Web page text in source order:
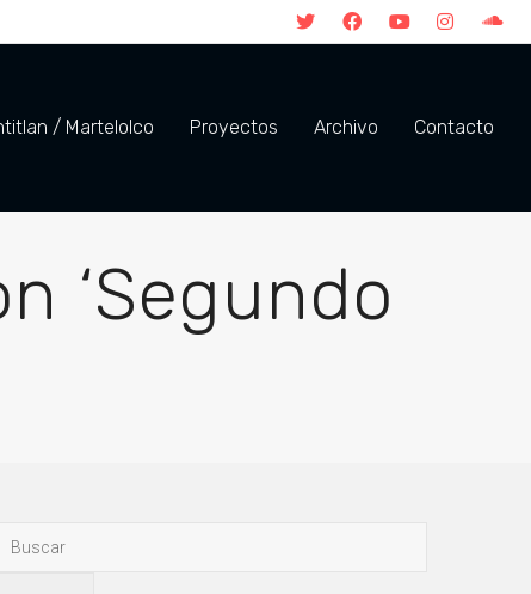
/ Martelolco Proyectos Archivo Contacto
‘Segundo